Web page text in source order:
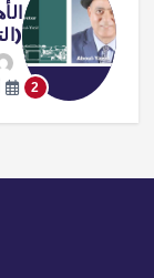
2